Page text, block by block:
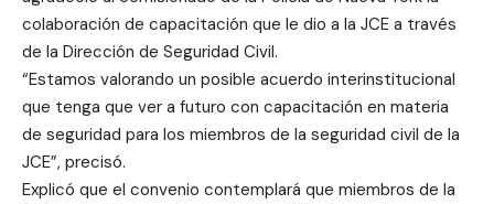
colaboración de capacitación que le dio a la JCE a través
de la Dirección de Seguridad Civil.
“Estamos valorando un posible acuerdo interinstitucional
que tenga que ver a futuro con capacitación en materia
de seguridad para los miembros de la seguridad civil de la
JCE”, precisó.
Explicó que el convenio contemplará que miembros de la